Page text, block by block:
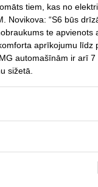
tiem, kas no
Novikova: “S6 būs
te apvienots
aprīkojumu līdz
automašīnām ir arī
sižetā.